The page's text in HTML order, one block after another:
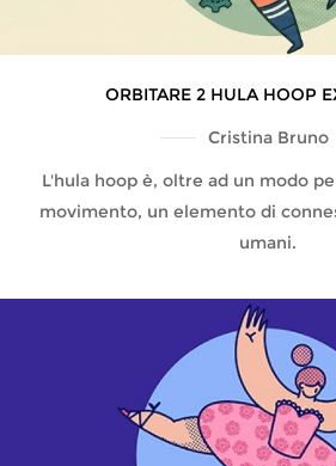
ORBITARE 2 HULA HOOP
Cristina Bruno
L'hula hoop è, oltre ad un modo
movimento, un elemento di
umani.